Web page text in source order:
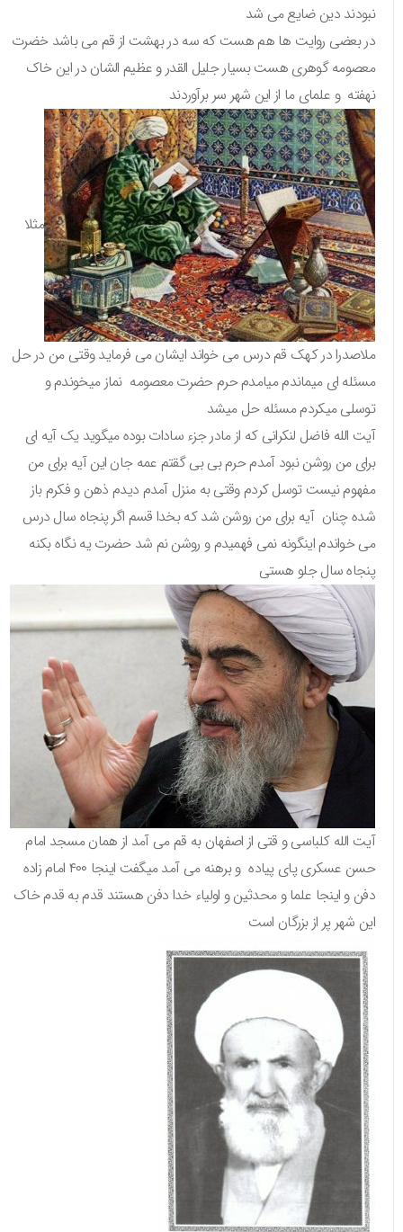
نبودند دین ضایع می شد
در بعضی روایت ها هم هست که سه در بهشت از قم می باشد خضرت
معصومه گوهری هست بسیار جلیل القدر و عظیم الشان در این خاک
نهفته و علمای ما از این شهر سر برآوردند
مثلا
ملاصدرا در کهک قم درس می خواند ایشان می فرماید وقتی من در حل
مسئله ای میماندم میامدم حرم حضرت معصومه نماز میخوندم و
توسلی میکردم مسئله حل میشد
آیت الله فاضل لنکرانی که از مادر جزء سادات بوده میگوید یک آیه ای
برای من روشن نبود آمدم حرم بی بی گقتم عمه جان این آیه برای من
مفهوم نیست توسل کردم وقتی به منزل آمدم دیدم ذهن و فکرم باز
شده چنان آیه برای من روشن شد که بخدا قسم اگر پنجاه سال درس
می خواندم اینگونه نمی فهمیدم و روشن نم شد حضرت یه نگاه بکنه
پنجاه سال جلو هستی
آیت الله کلباسی و قتی از اصفهان به قم می آمد از همان مسجد امام
حسن عسکری پای پیاده و برهنه می آمد میگفت اینجا ۴۰۰ امام زاده
دفن و اینجا علما و محدثین و اولیاء خدا دفن هستند قدم به قدم خاک
این شهر پر از بزرگان است